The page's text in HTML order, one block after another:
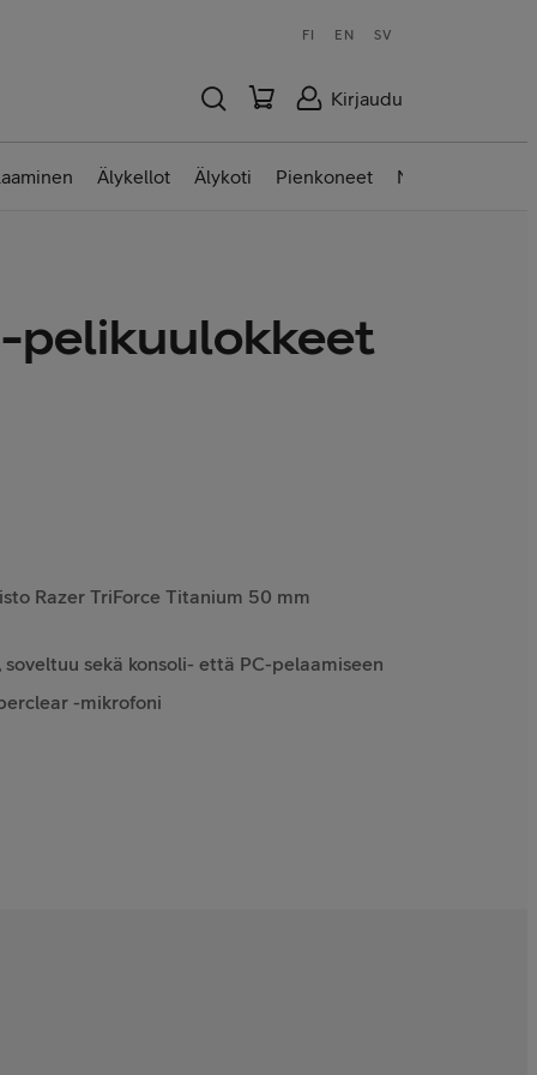
FI EN SV
Kirjaudu
Älykellot Älykoti Pienkoneet Nettilaitteet
pelikuulokkeet
Razer TriForce Titanium 50 mm
sekä konsoli- että PC-pelaamiseen
-mikrofoni